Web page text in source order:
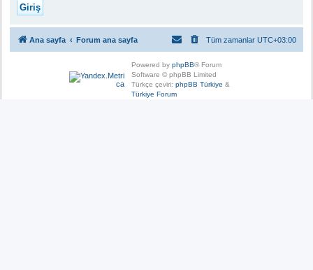
Ana sayfa Forum ana sayfa Tüm zamanlar UTC+03:00
Powered by phpBB® Forum
Software © phpBB Limited
Türkçe çeviri: phpBB Türkiye &
Türkiye Forum